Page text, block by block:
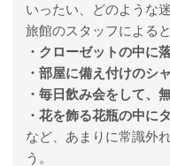
いったい、どのような
旅館のスタッフによると
・クローゼットの中に
・部屋に備え付けのシ
・毎日飲み会をして、
・花を飾る花瓶の中に
など、あまりに常識外
う。